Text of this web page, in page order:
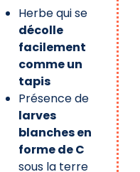
Herbe qui se
décolle
facilement
comme un
tapis
Présence de
larves
blanches en
forme de C
sous la terre